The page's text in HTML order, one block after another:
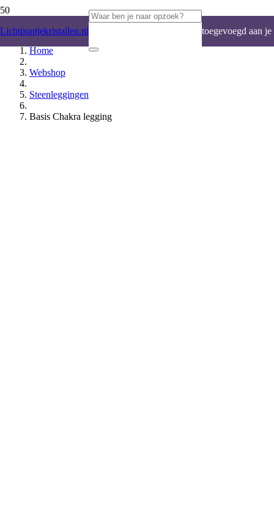
Lichtpuntjekristallen.nl toegevoegd aan je
Home
Webshop
Steenleggingen
Basis Chakra legging